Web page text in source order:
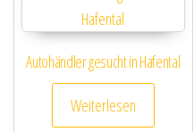
Autohändler gesucht in Hafental
Weiterlesen